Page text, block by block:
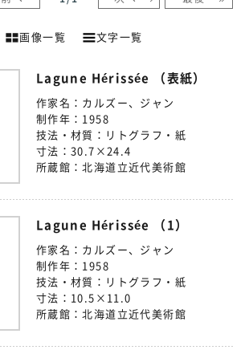
画像一覧 文字一覧
Lagune Hérissée （表紙）
作家名： カルズー、ジャン
制作年： 1958
技法・材質： リトグラフ・紙
寸法： 30.7×24.4
所蔵館：北海道立近代美術館
Lagune Hérissée （1）
作家名： カルズー、ジャン
制作年： 1958
技法・材質： リトグラフ・紙
寸法： 10.5×11.0
所蔵館： 北海道立近代美術館